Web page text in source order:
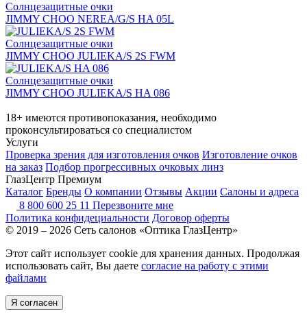
Солнцезащитные очки
JIMMY CHOO NEREA/G/S HA 05L
Солнцезащитные очки
JIMMY CHOO JULIEKA/S 2S FWM
Солнцезащитные очки
JIMMY CHOO JULIEKA/S HA 086
18+ имеются противопоказания, необходимо
проконсультироваться со специалистом
Услуги
Проверка зрения для изготовления очков Изготовление очков
на заказ Подбор прогрессивных очковых линз
ГлазЦентр Премиум
Каталог Бренды О компании Отзывы Акции Салоны и адреса
8 800 600 25 11 Перезвоните мне
Политика конфидециальности Договор оферты
© 2019 – 2026 Сеть салонов «Оптика ГлазЦентр»
Этот сайт использует cookie для хранения данных. Продолжая
использовать сайт, Вы даете согласие на работу с этими
файлами
Я согласен